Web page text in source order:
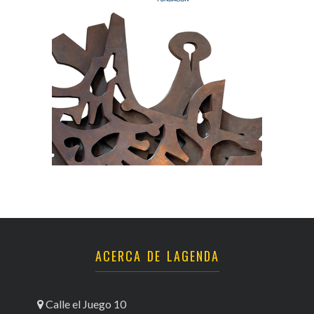
ACERCA DE LAGENDA
Calle el Juego 10